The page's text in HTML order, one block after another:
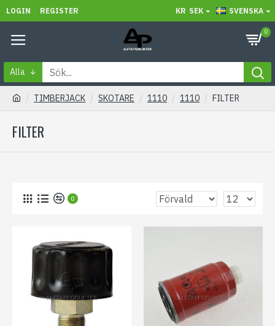
LOGIN REGISTER KR SEK SVENSKA
0
Alla
TIMBERJACK SKOTARE 1110 1110 FILTER
FILTER
0